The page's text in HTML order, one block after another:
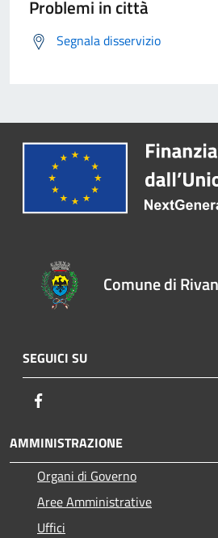
Problemi in città
Segnala disservizio
Comune di
SEGUICI SU
AMMINISTRAZIONE
Organi di Governo
Aree Amministrative
Uffici